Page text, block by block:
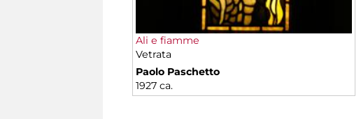
Ali e fiamme
Vetrata
Paolo Paschetto
1927 ca.